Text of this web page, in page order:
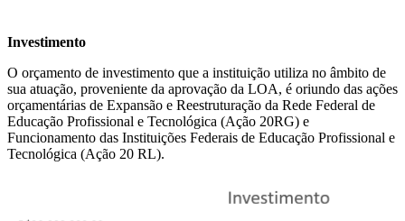
Investimento
O orçamento de investimento que a instituição utiliza no âmbito de
sua atuação, proveniente da aprovação da LOA, é oriundo das ações
orçamentárias de Expansão e Reestruturação da Rede Federal de
Educação Profissional e Tecnológica (Ação 20RG) e
Funcionamento das Instituições Federais de Educação Profissional e
Tecnológica (Ação 20 RL).